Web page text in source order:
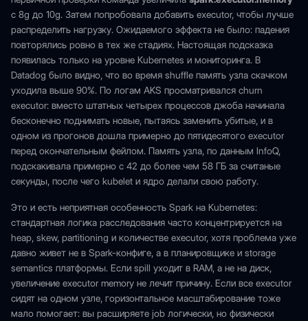
с 8g до 10g. Затем попробовала добавить executor, чтобы лучше
распределить нагрузку. Ожидаемого эффекта не было: падения
повторялись ровно в тех же стадиях. Настоящая подсказка
появилась только на уровне Kubernetes и мониторинга. В
Datadog было видно, что во время shuffle память узла скачком
уходила выше 90%. По логам AKS просматривался churn
executor: вместо штатных четырех процессов джоба начинала
бесконечно поднимать новые, пытаясь заменить убитые, и в
одном из прогонов дошла примерно до пятидесятого executor
перед окончательным фейлом. Память узла, по данным InfoQ,
подскакивала примерно с 42 до более чем 58 ГБ за считаные
секунды, после чего kubelet и ядро делали свою работу.
Это и есть неприятная особенность Spark на Kubernetes:
стандартная логика расследования часто концентрируется на
heap, skew, partitioning и количестве executor, хотя проблема уже
давно живет не в Spark-конфиге, а в планировщике и storage
semantics платформы. Если spill уходит в RAM, а не на диск,
увеличение executor memory не лечит причину. Если все executor
сидят на одном узле, горизонтальное масштабирование тоже
мало помогает: вы расширяете job логически, но физически